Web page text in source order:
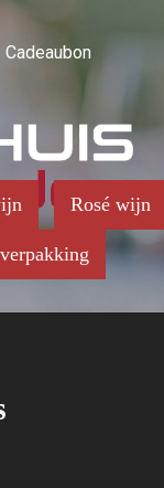
Cadeaubon
Rosé wijn